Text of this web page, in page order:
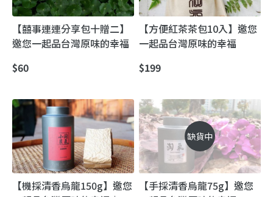
【囍事連連分享包十贈二】
邀您一起品台灣原味的幸福
$60
【方便紅茶茶包10入】邀您
一起品台灣原味的幸福
$199
【機採清香烏龍150g】邀您
缺貨中
【手採清香烏龍75g】邀您